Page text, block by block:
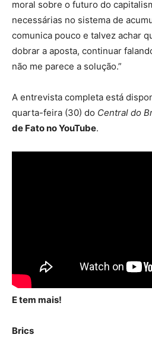
moral sobre o futuro do
necessárias no sistema de
comunica pouco e talvez achar
dobrar a aposta, continuar
não me parece a solução.”
A entrevista completa está
quarta-feira (30) do Central do
de Fato no YouTube.
E tem mais!
Brics